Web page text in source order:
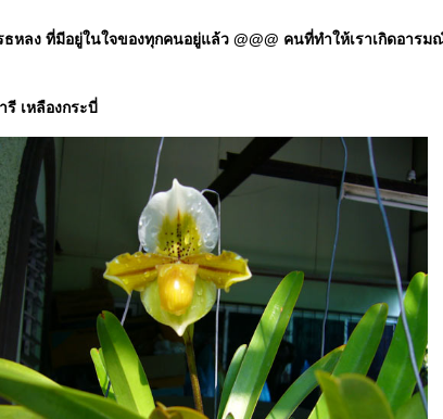
หลง ที่มีอยู่ในใจของทุกคนอยู่แล้ว @@@ คนที่ทำให้เราเกิดอา
รี เหลืองกระบี่